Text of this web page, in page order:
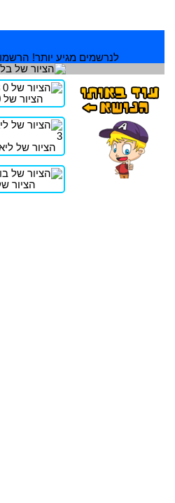
לנרשמים מגיע יותר!
הציור של rubh123 0
הציור של
הציור של